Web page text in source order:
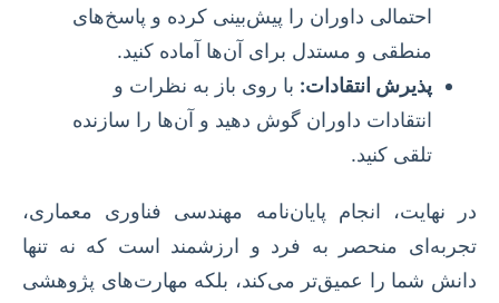
احتمالی داوران را پیش‌بینی کرده و پاسخ‌های
منطقی و مستدل برای آن‌ها آماده کنید.
پذیرش انتقادات: با روی باز به نظرات و
انتقادات داوران گوش دهید و آن‌ها را سازنده
تلقی کنید.
در نهایت، انجام پایان‌نامه مهندسی فناوری معماری،
تجربه‌ای منحصر به فرد و ارزشمند است که نه تنها
دانش شما را عمیق‌تر می‌کند، بلکه مهارت‌های پژوهشی